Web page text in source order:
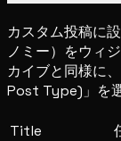
カスタム投稿に
ノミー）をウィ
カイブと同様に
Post Type)」を
Title